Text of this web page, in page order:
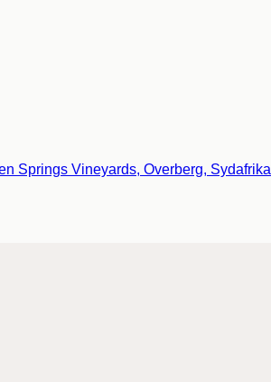
Springs Vineyards, Overberg, Sydafrika